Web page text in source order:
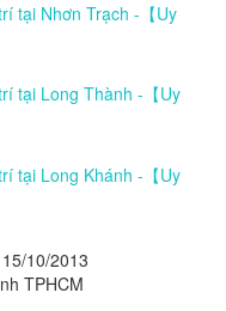
tại Nhơn Trạch -【Uy
tại Long Thành -【Uy
tại Long Khánh -【Uy
10/2013
TPHCM